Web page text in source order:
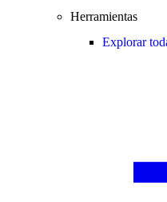
Herramientas
Explorar